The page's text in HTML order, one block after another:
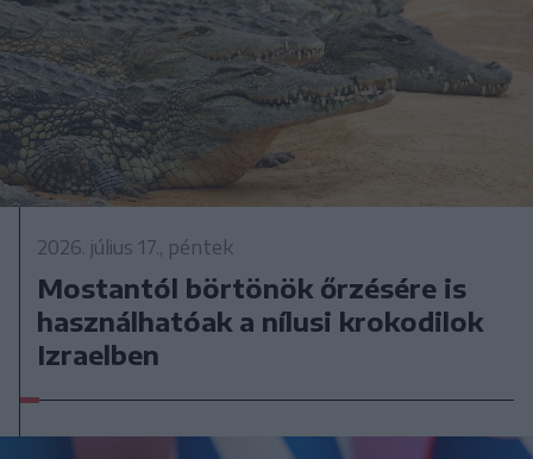
2026. július 17., péntek
Mostantól börtönök őrzésére is
használhatóak a nílusi krokodilok
Izraelben